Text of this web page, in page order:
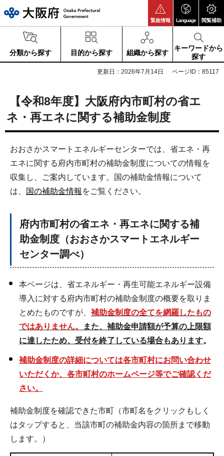
緊急情報 Language 閲覧補助
分類から探す 目的から探す 組織から探す
キーワードから
探す
更新日：2026年7月14日 ページID：85117
【令和8年度】大阪府内市町村の省エ
ネ・再エネに関する補助金制度
おおさかスマートエネルギーセンターでは、省エネ・再
エネに関する府内市町村の補助金制度についての情報を
収集し、ご案内しています。国の補助金情報について
は、
国の補助金情報 をご覧ください。
府内市町村の省エネ・再エネに関する補
助金制度（おおさかスマートエネルギー
センター調べ）
本ページは、省エネルギー・再生可能エネルギー設備
導入に対する府内市町村の補助金制度の概要を取りま
とめたものですが、 補助金制度の全てを網羅したもの
ではありません。
また、補助金申請額が予算の上限額
に達したため、受付を終了している場合もあります。
補助金制度の詳細については各市町村にお問い合わせ
いただくか、各市町村のホームページ等でご確認くだ
さい。
補助金制度を確認できた市町（市町名をクリックもしく
はタップすると、当該市町の補助金内容の箇所まで移動
します。）